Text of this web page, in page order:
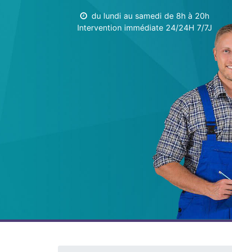
du lundi au samedi de 8h à 20h
Intervention immédiate 24/24H 7/7J